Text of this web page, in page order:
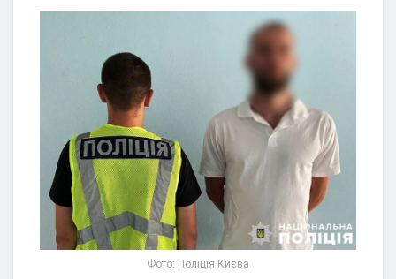
Фото: Поліція Києва